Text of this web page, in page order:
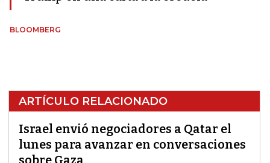
BLOOMBERG
ARTÍCULO RELACIONADO
Israel envió negociadores a Qatar el
lunes para avanzar en conversaciones
sobre Gaza